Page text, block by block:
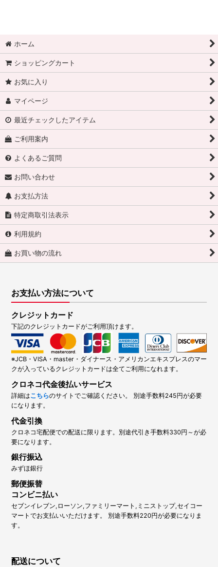
ホーム
ショッピングカート
お気に入り
マイページ
最近チェックしたアイテム
ご利用案内
よくあるご質問
お問い合わせ
お支払方法
特定商取引法表示
利用規約
お買い物の流れ
お支払い方法について
クレジットカード
下記のクレジットカードがご利用頂けます。
※JCB・VISA・master・ダイナース・アメリカンエキスプレスのマー
クが入っているクレジットカードは全てご利用になれます。
クロネコ代金後払いサービス
詳細はこちらのサイトでご確認ください。 別途手数料245円が必要
になります。
代金引換
クロネコ宅配便での配送に限ります。別途代引き手数料330円～が必
要になります。
銀行振込
みずほ銀行
郵便振替
コンビニ払い
セブンイレブン,ローソン,ファミリーマート,ミニストップ,セイコー
マートでお支払いいただけます。 別途手数料220円が必要になりま
す。
配送について